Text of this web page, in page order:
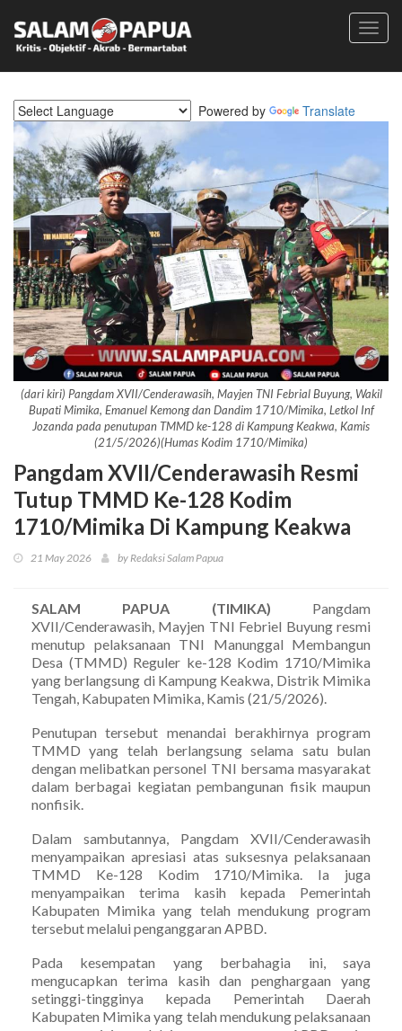
Powered by Translate
(dari kiri) Pangdam XVII/Cenderawasih, Mayjen TNI Febrial Buyung, Wakil
Bupati Mimika, Emanuel Kemong dan Dandim 1710/Mimika, Letkol Inf
Jozanda pada penutupan TMMD ke-128 di Kampung Keakwa, Kamis
(21/5/2026)(Humas Kodim 1710/Mimika)
Pangdam XVII/Cenderawasih Resmi
Tutup TMMD Ke-128 Kodim
1710/Mimika Di Kampung Keakwa
21 May 2026 by Redaksi Salam Papua
SALAM PAPUA (TIMIKA) Pangdam
XVII/Cenderawasih, Mayjen TNI Febriel Buyung resmi
menutup pelaksanaan TNI Manunggal Membangun
Desa (TMMD) Reguler ke-128 Kodim 1710/Mimika
yang berlangsung di Kampung Keakwa, Distrik Mimika
Tengah, Kabupaten Mimika, Kamis (21/5/2026).
Penutupan tersebut menandai berakhirnya program
TMMD yang telah berlangsung selama satu bulan
dengan melibatkan personel TNI bersama masyarakat
dalam berbagai kegiatan pembangunan fisik maupun
nonfisik.
Dalam sambutannya, Pangdam XVII/Cenderawasih
menyampaikan apresiasi atas suksesnya pelaksanaan
TMMD Ke-128 Kodim 1710/Mimika. Ia juga
menyampaikan terima kasih kepada Pemerintah
Kabupaten Mimika yang telah mendukung program
tersebut melalui penganggaran APBD.
Pada kesempatan yang berbahagia ini, saya
mengucapkan terima kasih dan penghargaan yang
setinggi-tingginya kepada Pemerintah Daerah
Kabupaten Mimika yang telah mendukung pelaksanaan